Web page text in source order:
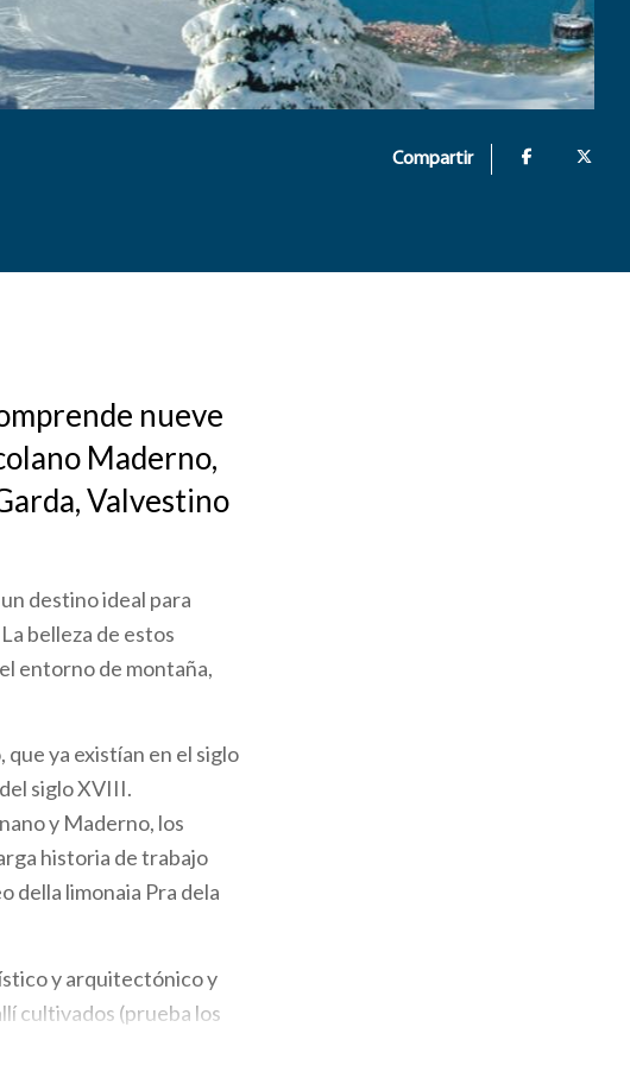
Compartir
nueve
Maderno,
Valvestino
destino ideal para
belleza de estos
entorno de montaña,
ya existían en el siglo
siglo XVIII.
y Maderno, los
historia de trabajo
della limonaia Pra dela
y arquitectónico y
cultivados (prueba los